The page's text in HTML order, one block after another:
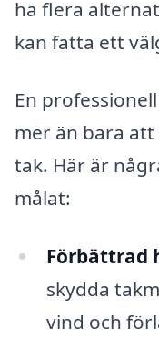
ha flera
kan fatta ett
En
mer än bara
tak. Här är
målat:
Förbättrad
skydda
vind och